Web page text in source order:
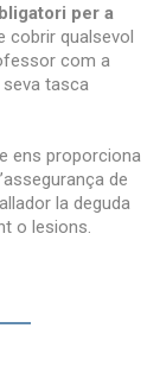
per a
cobrir qualsevol
com a
seva tasca
ens proporciona
de
la deguda
o lesions.